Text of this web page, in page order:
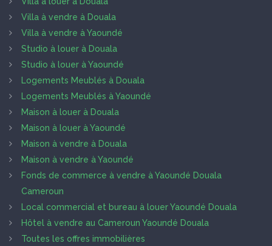
Villa à vendre à Douala
Villa à vendre à Yaoundé
Studio à louer à Douala
Studio à louer à Yaoundé
Logements Meublés à Douala
Logements Meublés à Yaoundé
Maison à louer à Douala
Maison à louer à Yaoundé
Maison à vendre à Douala
Maison à vendre à Yaoundé
Fonds de commerce à vendre à Yaoundé Douala
Cameroun
Local commercial et bureau à louer Yaoundé Douala
Hôtel à vendre au Cameroun Yaoundé Douala
Toutes les offres immobilières